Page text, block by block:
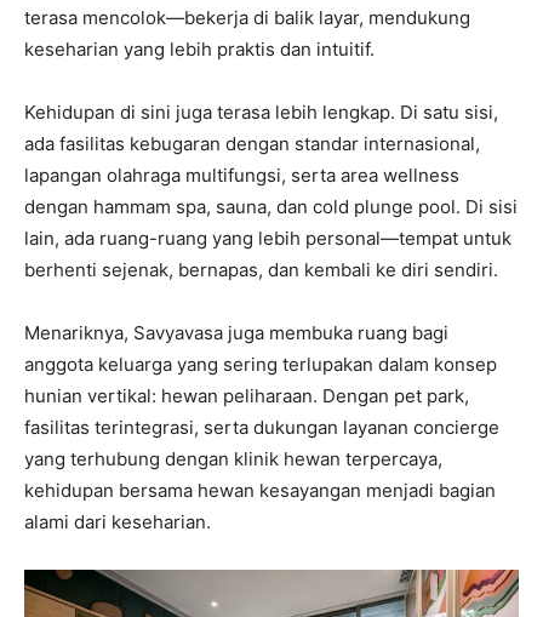
terasa mencolok—bekerja di balik layar, mendukung
keseharian yang lebih praktis dan intuitif.
Kehidupan di sini juga terasa lebih lengkap. Di satu sisi,
ada fasilitas kebugaran dengan standar internasional,
lapangan olahraga multifungsi, serta area wellness
dengan hammam spa, sauna, dan cold plunge pool. Di sisi
lain, ada ruang-ruang yang lebih personal—tempat untuk
berhenti sejenak, bernapas, dan kembali ke diri sendiri.
Menariknya, Savyavasa juga membuka ruang bagi
anggota keluarga yang sering terlupakan dalam konsep
hunian vertikal: hewan peliharaan. Dengan pet park,
fasilitas terintegrasi, serta dukungan layanan concierge
yang terhubung dengan klinik hewan terpercaya,
kehidupan bersama hewan kesayangan menjadi bagian
alami dari keseharian.